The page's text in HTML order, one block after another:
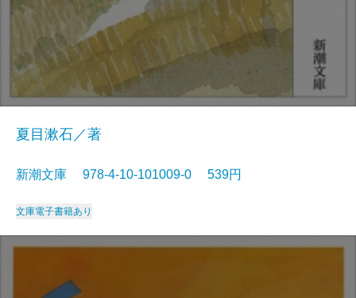
夏目漱石／著
新潮文庫 978-4-10-101009-0 539円
文庫電子書籍あり